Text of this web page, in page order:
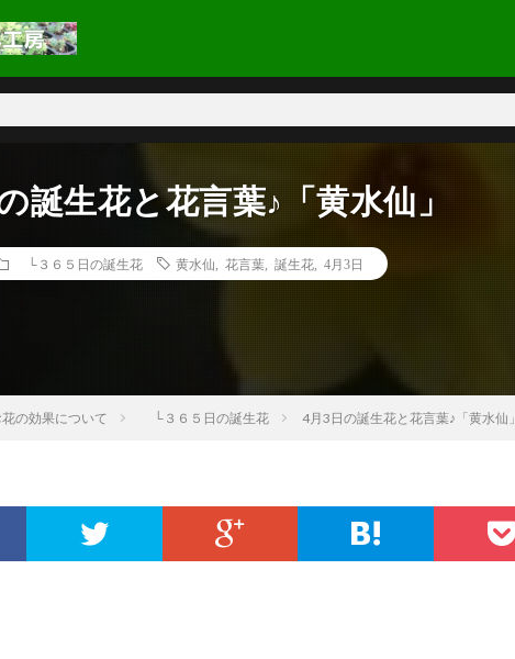
誕生花と花言葉♪「黄水仙」
└３６５日の誕生花 黄水仙 花言葉 誕生花 4月3日
の効果について └３６５日の誕生花 4月3日の誕生花と花言葉♪「黄水仙」